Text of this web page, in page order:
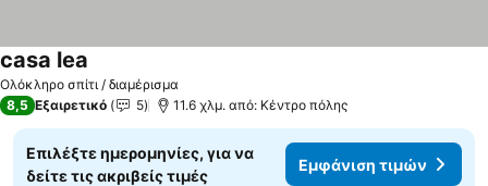
Ολόκληρο σπίτι / διαμέρισμα
casa lea
8,5 Εξαιρετικό 5 11.6 χλμ. από: Κέντρο πόλης
Επιλέξτε ημερομηνίες, για να
δείτε τις ακριβείς τιμές
Εμφάνιση τιμών